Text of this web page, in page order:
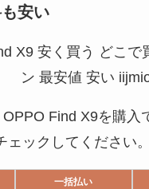
安い
Find X9を購入
ェックしてください。
一括払い